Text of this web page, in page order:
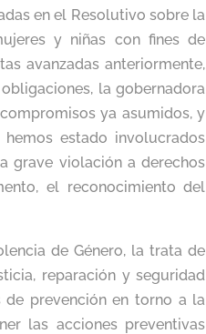
en el Resolutivo sobre la
y niñas con fines de
avanzadas anteriormente,
la gobernadora
ya asumidos, y
estado involucrados
grave violación a derechos
el reconocimiento del
de Género, la trata de
reparación y seguridad
de prevención en torno a la
las acciones preventivas